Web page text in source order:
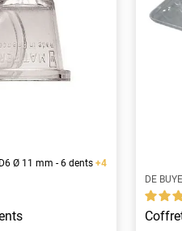
Ø 11 mm - 6 dents+4
DE